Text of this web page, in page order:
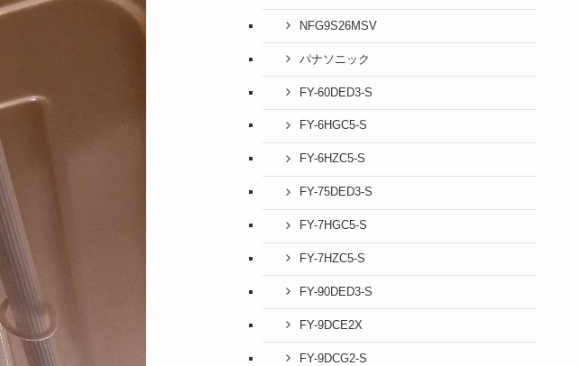
NFG9S26MSV
パナソニック
FY-60DED3-S
FY-6HGC5-S
FY-6HZC5-S
FY-75DED3-S
FY-7HGC5-S
FY-7HZC5-S
FY-90DED3-S
FY-9DCE2X
FY-9DCG2-S